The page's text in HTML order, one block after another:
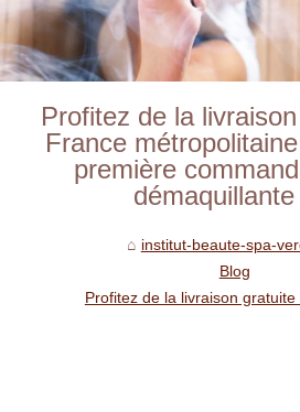
Profitez de la
France
première
institut-beaute-spa-
Blog
Profitez de la livraison